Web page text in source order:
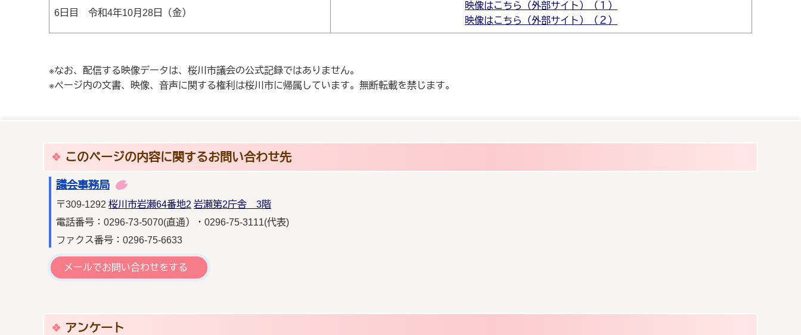
6日目 令和4年10月28日（金）
映像はこちら（外部サイト）（１）
映像はこちら（外部サイト）（２）
※なお、配信する映像データは、桜川市議会の公式記録ではありません。
※ページ内の文書、映像、音声に関する権利は桜川市に帰属しています。無断転載を禁じます。
このページの内容に関するお問い合わせ先
議会事務局
〒309-1292 桜川市岩瀬64番地2 岩瀬第2庁舎 3階
電話番号：0296-73-5070(直通）・0296-75-3111(代表)
ファクス番号：0296-75-6633
メールでお問い合わせをする
アンケート